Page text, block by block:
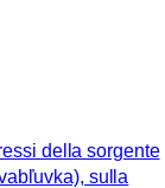
della sorgente
sulla